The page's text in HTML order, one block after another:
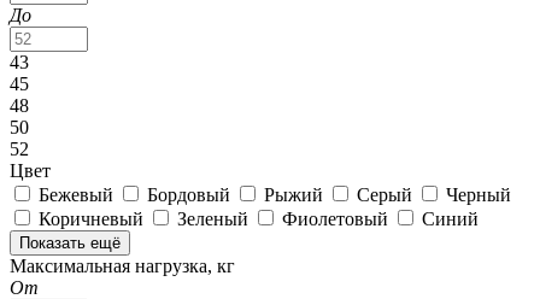
До
43
45
48
50
52
Цвет
Бежевый
Бордовый Рыжий Серый
Черный
Коричневый
Зеленый Фиолетовый Синий
Показать ещё
Максимальная нагрузка, кг
От